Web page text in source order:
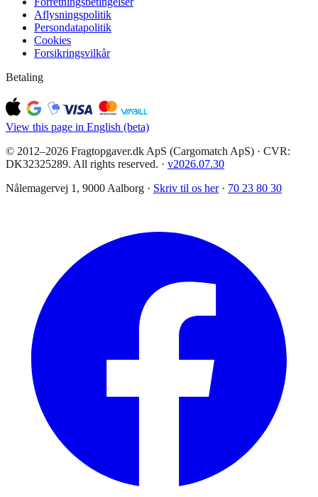
Aflysningspolitik
Persondatapolitik
Cookies
Forsikringsvilkår
Betaling
View this page in English (beta)
© 2012–2026 Fragtopgaver.dk ApS (Cargomatch ApS) · CVR:
DK32325289. All rights reserved. · v2026.07.30
Nålemagervej 1, 9000 Aalborg · Skriv til os her · 70 23 80 30